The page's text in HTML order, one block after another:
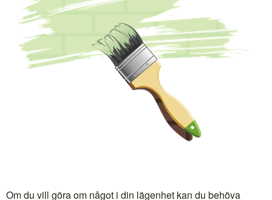
Om du vill göra om något i din lägenhet kan du behöva